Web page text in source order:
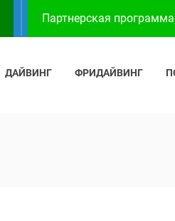
Партнерская
ДАЙВИНГ ФРИДАЙВИНГ